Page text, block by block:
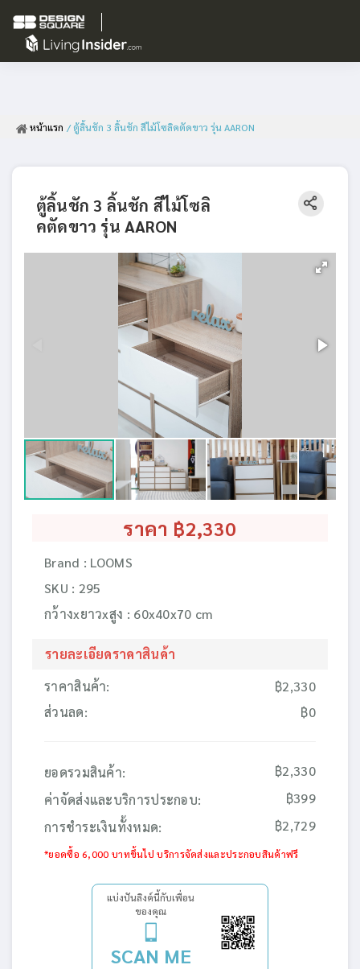
หน้าแรก / ตู้ลิ้นชัก 3 ลิ้นชัก สีไม้โซลิคตัดขาว รุ่น AARON
ตู้ลิ้นชัก 3 ลิ้นชัก สีไม้โซลิ
คตัดขาว รุ่น AARON
ราคา ฿2,330
Brand : LOOMS
SKU : 295
กว้างxยาวxสูง : 60x40x70 cm
รายละเอียดราคาสินค้า
ราคาสินค้า:
ส่วนลด:
฿2,330
฿0
ยอดรวมสินค้า:
฿2,330
ค่าจัดส่งและบริการประกอบ:
฿399
การชำระเงินทั้งหมด:
฿2,729
*ยอดซื้อ 6,000 บาทขึ้นไป บริการจัดส่งและประกอบสินค้าฟรี
แบ่งปันลิงค์นี้กับเพื่อน
ของคุณ
SCAN ME